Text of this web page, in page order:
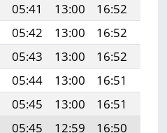
05:41 13:00 16:52
05:42 13:00 16:52
05:43 13:00 16:52
05:44 13:00 16:51
05:45 13:00 16:51
05:45 12:59 16:50